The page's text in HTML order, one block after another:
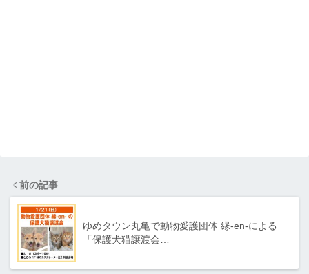
前の記事
ゆめタウン丸亀で動物愛護団体 縁-en-による
「保護犬猫譲渡会…